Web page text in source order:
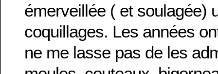
émerveillée ( et soulagée)
coquillages. Les années
ne me lasse pas de les